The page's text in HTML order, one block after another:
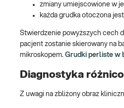
zmiany umiejscowione w
każda grudka otoczona
Stwierdzenie powyższych cech
pacjent zostanie skierowany na
mikroskopem. Grudki perliste w
Diagnostyka
Z uwagi na zbliżony obraz